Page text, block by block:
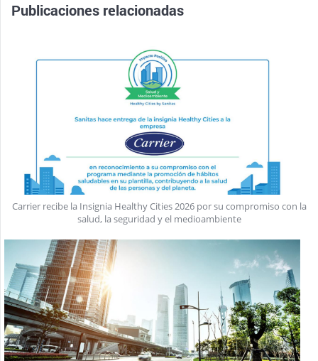
Publicaciones relacionadas
Carrier recibe la Insignia Healthy Cities 2026 por su compromiso con la
salud, la seguridad y el medioambiente